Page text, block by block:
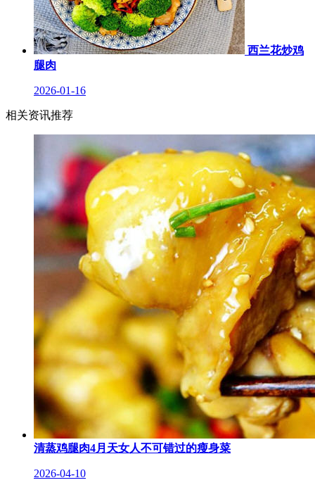
西兰花炒鸡
腿肉
2026-01-16
相关资讯推荐
清蒸鸡腿肉4月天女人不可错过的瘦身菜
2026-04-10